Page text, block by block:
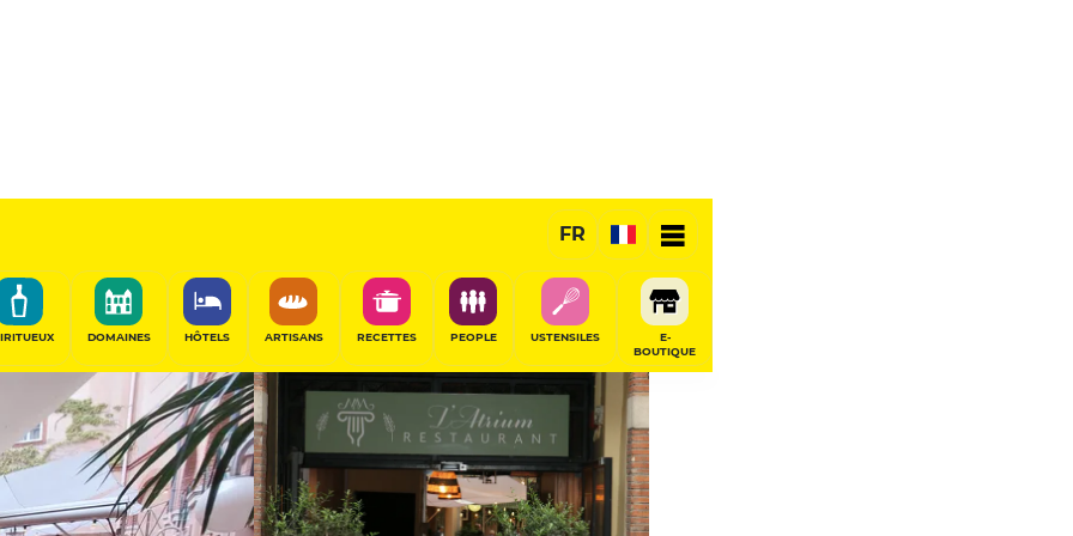
FR
DOMAINES HÔTELS ARTISANS RECETTES PEOPLE USTENSILES
E-
BOUTIQUE
RÉSERVER